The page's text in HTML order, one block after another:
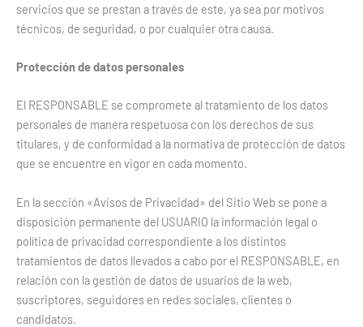
servicios que se prestan a través de este, ya sea por motivos
técnicos, de seguridad, o por cualquier otra causa.
Protección de datos personales
El RESPONSABLE se compromete al tratamiento de los datos
personales de manera respetuosa con los derechos de sus
titulares, y de conformidad a la normativa de protección de datos
que se encuentre en vigor en cada momento.
En la sección «Avisos de Privacidad» del Sitio Web se pone a
disposición permanente del USUARIO la información legal o
política de privacidad correspondiente a los distintos
tratamientos de datos llevados a cabo por el RESPONSABLE, en
relación con la gestión de datos de usuarios de la web,
suscriptores, seguidores en redes sociales, clientes o
candidatos.